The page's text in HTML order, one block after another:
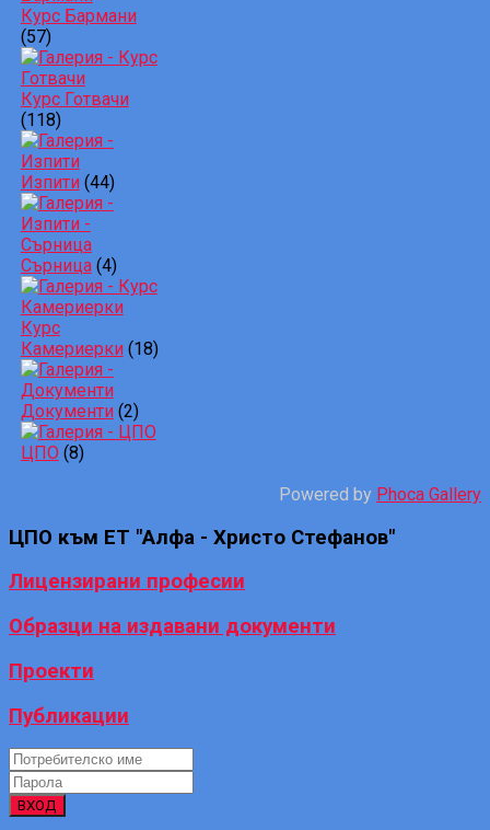
Курс Бармани
(57)
Курс Готвачи
(118)
Изпити (44)
Сърница (4)
Курс
Камериерки (18)
Документи (2)
ЦПО (8)
Powered by Phoca Gallery
ЦПО към ЕТ "Алфа - Христо Стефанов"
Лицензирани професии
Образци на издавани документи
Проекти
Публикации
ВХОД